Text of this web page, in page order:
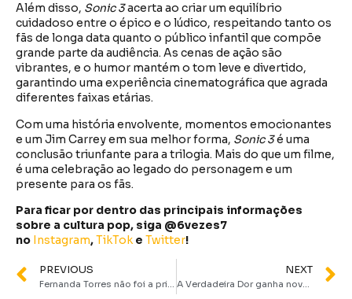
Além disso, Sonic 3acerta ao criar um equilíbrio
cuidadoso entre o épico e o lúdico, respeitando tanto os
fãs de longa data quanto o público infantil que compõe
grande parte da audiência. As cenas de ação são
vibrantes, e o humor mantém o tom leve e divertido,
garantindo uma experiência cinematográfica que agrada
diferentes faixas etárias.
Com uma história envolvente, momentos emocionantes
e um Jim Carrey em sua melhor forma, Sonic 3é uma
conclusão triunfante para a trilogia. Mais do que um filme,
é uma celebração ao legado do personagem e um
presente para os fãs.
Para ficar por dentro das principais informações
sobre a cultura pop, siga @6vezes7
no Instagram,TikToke Twitter!
PREVIOUS
Fernanda Torres não foi a primeira escolha para viver Eunice Paiva em Ainda Estou Aqui
NEXT
A Verdadeira Dor ganha novo trailer destacando performances de Jesse Eisenberg e Kieran Culkin